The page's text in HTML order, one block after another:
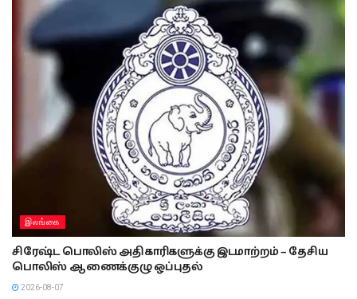
இலங்கை
சிரேஷ்ட பொலிஸ் அதிகாரிகளுக்கு இடமாற்றம் – தேசிய
பொலிஸ் ஆணைக்குழு ஒப்புதல்
2026-08-07